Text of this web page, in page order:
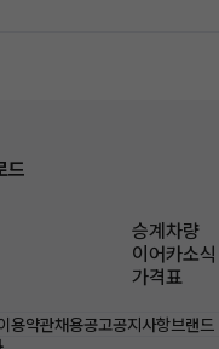
드
승계차량
이어카소식
가격표
용약관채용공고공지사항브랜드